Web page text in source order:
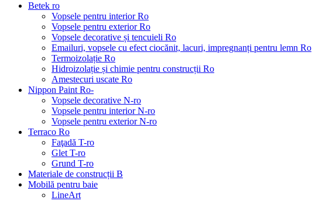
Betek ro
Vopsele pentru interior Ro
Vopsele pentru exterior Ro
Vopsele decorative și tencuieli Ro
Emailuri, vopsele cu efect ciocănit, lacuri, impregnanți pentru lemn Ro
Termoizolație Ro
Hidroizolație și chimie pentru construcții Ro
Amestecuri uscate Ro
Nippon Paint Ro-
Vopsele decorative N-ro
Vopsele pentru interior N-ro
Vopsele pentru exterior N-ro
Terraco Ro
Faţadă T-ro
Glet T-ro
Grund T-ro
Materiale de construcții B
Mobilă pentru baie
LineArt